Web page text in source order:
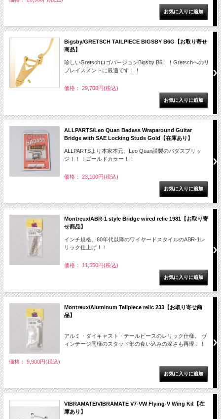
Bigsby/GRETSCH TAILPIECE BIGSBY B6G【お取り寄せ
商品】
珍しいGretschロゴバージョンBigsby B6！！Gretschへのリ
プレイスメントに最適です！！
価格： 29,700円(税込)
ALLPARTS/Leo Quan Badass Wraparound Guitar
Bridge with SAE Locking Studs Gold【在庫あり】
ALLPARTSより本家本元、Leo Quan謹製のバダスブリッ
ジ！！！ゴールドカラー！！
価格： 23,100円(税込)
Montreux/ABR-1 style Bridge wired relic 1981【お取り寄
せ商品】
インチ規格、60年代以降のワイヤードスタイルのABR-1レ
リック仕上げ！！
価格： 11,550円(税込)
Montreux/Aluminum Tailpiece relic 233【お取り寄せ商
品】
アルミ・ダイキャスト・テールピースのレリック仕様。 ヴ
ィンテージ同様のスタッド部の食い込みの深さも再現！！
価格： 9,900円(税込)
VIBRAMATE/VIBRAMATE V7-VW Flying-V Wing Kit【在
庫あり】